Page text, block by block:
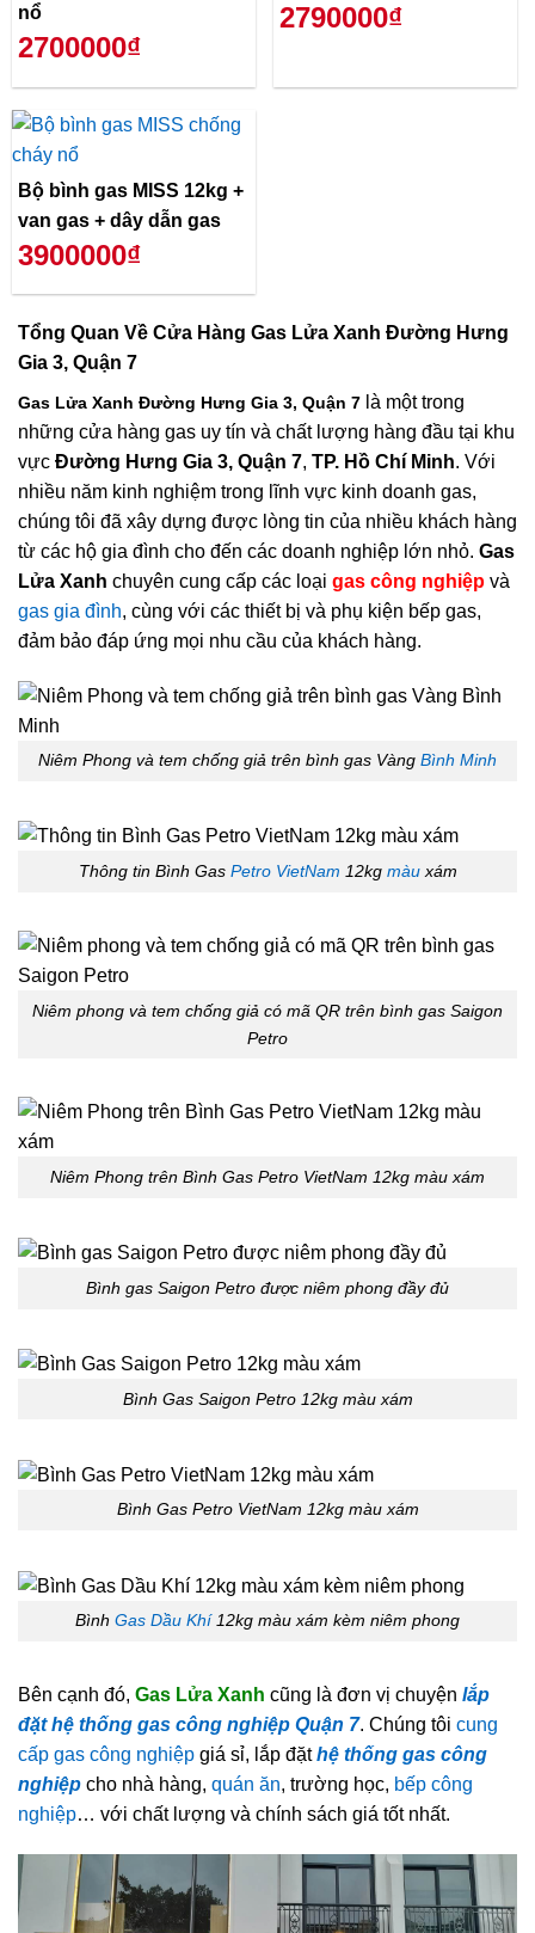
nổ
2700000₫
2790000₫
Bộ bình gas MISS 12kg +
van gas + dây dẫn gas
3900000₫
Tổng Quan Về Cửa Hàng Gas Lửa Xanh Đường Hưng
Gia 3, Quận 7
Gas Lửa Xanh Đường Hưng Gia 3, Quận 7 là một trong
những cửa hàng gas uy tín và chất lượng hàng đầu tại khu
vực Đường Hưng Gia 3, Quận 7, TP. Hồ Chí Minh. Với
nhiều năm kinh nghiệm trong lĩnh vực kinh doanh gas,
chúng tôi đã xây dựng được lòng tin của nhiều khách hàng
từ các hộ gia đình cho đến các doanh nghiệp lớn nhỏ. Gas
Lửa Xanh chuyên cung cấp các loại gas công nghiệp và
gas gia đình, cùng với các thiết bị và phụ kiện bếp gas,
đảm bảo đáp ứng mọi nhu cầu của khách hàng.
Niêm Phong và tem chống giả trên bình gas Vàng Bình Minh
Thông tin Bình Gas Petro VietNam 12kg màuxám
Niêm phong và tem chống giả có mã QR trên bình gas Saigon
Petro
Niêm Phong trên Bình Gas Petro VietNam 12kg màu xám
Bình gas Saigon Petro được niêm phong đầy đủ
Bình Gas Saigon Petro 12kg màu xám
Bình Gas Petro VietNam 12kg màu xám
Bình Gas Dầu Khí12kg màu xám kèm niêm phong
Bên cạnh đó, Gas Lửa Xanh cũng là đơn vị chuyện lắp
đặt hệ thống gas công nghiệp Quận 7. Chúng tôi cung
cấp gas công nghiệp giá sỉ, lắp đặthệ thống gas công
nghiệp cho nhà hàng, quán ăn, trường học, bếp công
nghiệp… với chất lượng và chính sách giá tốt nhất.